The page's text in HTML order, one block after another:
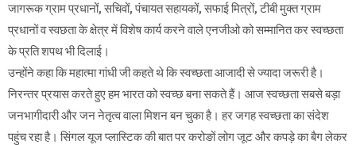
जागरूक ग्राम प्रधानों, सचिवों, पंचायत सहायकों, सफाई मित्रों, टीबी मुक्त ग्राम
प्रधानों व स्वछता के क्षेत्र में विशेष कार्य करने वाले एनजीओ को सम्मानित कर स्वच्छता
के प्रति शपथ भी दिलाई।
उन्होंने कहा कि महात्मा गांधी जी कहते थे कि स्वच्छता आजादी से ज्यादा जरूरी है।
निरन्तर प्रयास करते हुए हम भारत को स्वच्छ बना सकते हैं। आज स्वच्छता सबसे बड़ा
जनभागीदारी और जन नेतृत्व वाला मिशन बन चुका है। हर जगह स्वच्छता का संदेश
पहुंच रहा है। सिंगल यूज प्लास्टिक की बात पर करोङों लोग जूट और कपड़े का बैग लेकर